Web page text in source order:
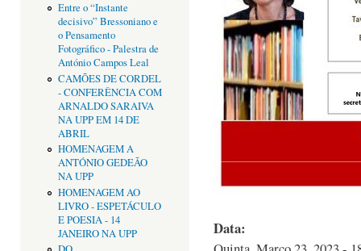
Entre o “Instante
decisivo” Bressoniano e
o Pensamento
Fotográfico - Palestra de
António Campos Leal
CAMÕES DE CORDEL
- CONFERÊNCIA COM
ARNALDO SARAIVA
NA UPP EM 14 DE
ABRIL
HOMENAGEM A
ANTÓNIO GEDEÃO
NA UPP
HOMENAGEM AO
LIVRO - ESPETÁCULO
E POESIA - 14
JANEIRO NA UPP
Data: